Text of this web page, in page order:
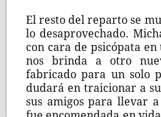
El resto del reparto se
lo desaprovechado.
con cara de psicópata
nos brinda a otro
fabricado para un solo
dudará en traicionar a
sus amigos para llevar